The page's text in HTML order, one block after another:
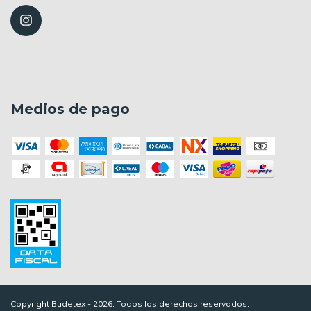
Medios de pago
Copyright Budetex - 2026. Todos los derechos reservados.